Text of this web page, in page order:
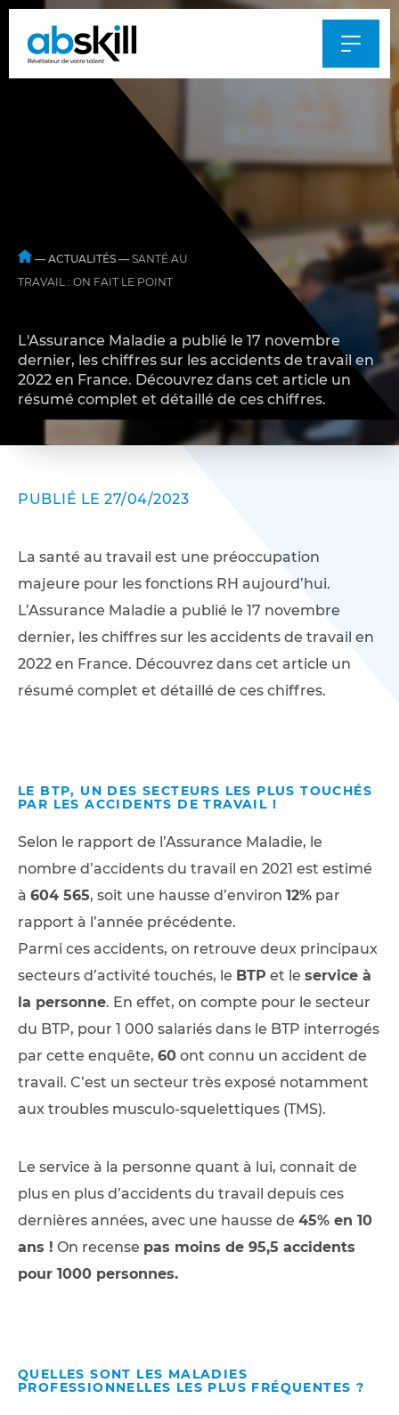
au
— ACTUALITÉS — SANTÉ AU
TRAVAIL : ON FAIT LE POINT
L'Assurance Maladie a publié le 17 novembre
dernier, les chiffres sur les accidents de travail en
2022 en France. Découvrez dans cet article un
résumé complet et détaillé de ces chiffres.
PUBLIÉ LE 27/04/2023
La santé au travail est une préoccupation
majeure pour les fonctions RH aujourd’hui.
L’Assurance Maladie a publié le 17 novembre
dernier, les chiffres sur les accidents de travail en
2022 en France. Découvrez dans cet article un
résumé complet et détaillé de ces chiffres.
LE BTP, UN DES SECTEURS LES PLUS TOUCHÉS
PAR LES ACCIDENTS DE TRAVAIL !
Selon le rapport de l’Assurance Maladie, le
nombre d’accidents du travail en 2021 est estimé
à 604 565, soit une hausse d’environ 12% par
rapport à l’année précédente.
Parmi ces accidents, on retrouve deux principaux
secteurs d’activité touchés, le BTP et le service à
la personne. En effet, on compte pour le secteur
du BTP, pour 1 000 salariés dans le BTP interrogés
par cette enquête, 60 ont connu un accident de
travail. C’est un secteur très exposé notamment
aux troubles musculo-squelettiques (TMS).
Le service à la personne quant à lui, connait de
plus en plus d’accidents du travail depuis ces
dernières années, avec une hausse de 45% en 10
ans ! On recense pas moins de 95,5 accidents
pour 1000 personnes.
QUELLES SONT LES MALADIES
PROFESSIONNELLES LES PLUS FRÉQUENTES ?